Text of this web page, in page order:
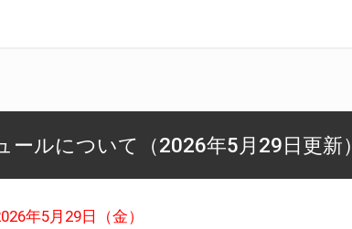
ールについて（2026年5月29日更新）
年5月29日（金）